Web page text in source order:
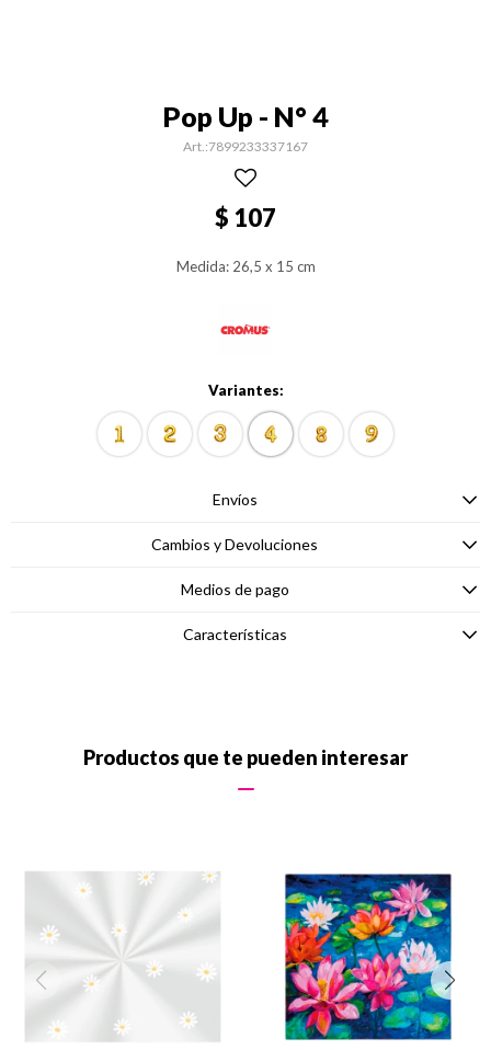
Pop Up - N° 4
7899233337167
$ 107
Medida: 26,5 x 15 cm
Variantes:
Envíos
Cambios y Devoluciones
Medios de pago
Características
Productos que te pueden interesar